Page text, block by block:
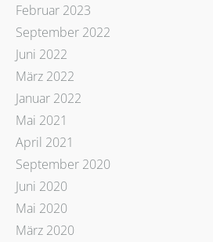
Februar 2023
September 2022
Juni 2022
März 2022
Januar 2022
Mai 2021
April 2021
September 2020
Juni 2020
Mai 2020
März 2020